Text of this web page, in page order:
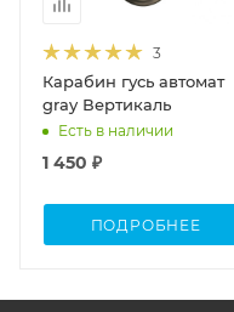
3
Карабин гусь автомат
gray Вертикаль
Есть в наличии
1 450 ₽
ПОДРОБНЕЕ